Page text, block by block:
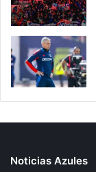
Noticias Azules